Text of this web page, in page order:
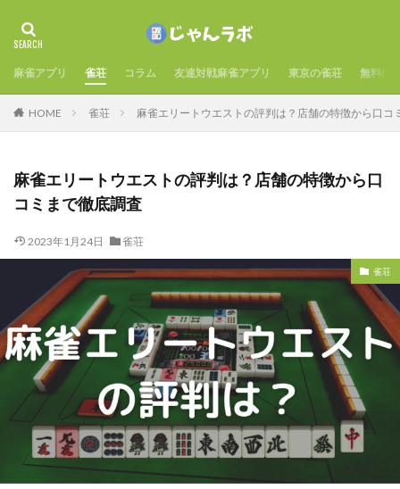
麻雀アプリ 雀荘 コラム 友達対戦麻雀アプリ 東京の雀荘 無料麻
HOME 雀荘 麻雀エリートウエストの評判は？店舗の特徴から口コ
麻雀エリートウエストの評判は？店舗の特徴から口
コミまで徹底調査
2023年1月24日 雀荘
雀荘